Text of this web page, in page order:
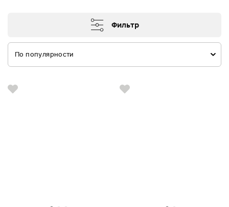
Фильтр
По популярности